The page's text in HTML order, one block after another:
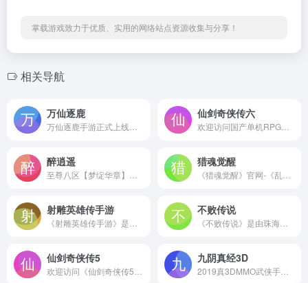
掌载游戏致力于优质、实用的网络站点资源收集与分享！
相关导航
万仙逐鹿 仙剑奇侠传六
醉逍遥 猎魂觉醒
射雕英雄传手游 不败传说
仙剑奇侠传5 九阴真经3D